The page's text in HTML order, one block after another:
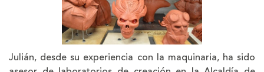
Julián, desde su experiencia con la maquinaria, ha sido